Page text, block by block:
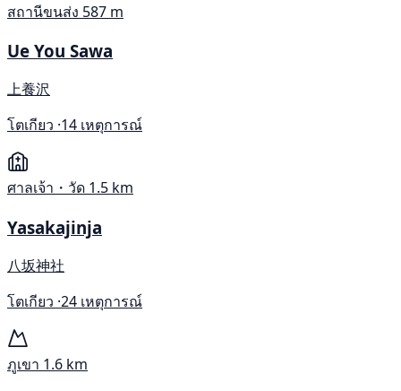
สถานีขนส่ง 587 m
Ue You Sawa
上養沢
โตเกียว ·14 เหตุการณ์
ศาลเจ้า・วัด 1.5 km
Yasakajinja
八坂神社
โตเกียว ·24 เหตุการณ์
ภูเขา 1.6 km